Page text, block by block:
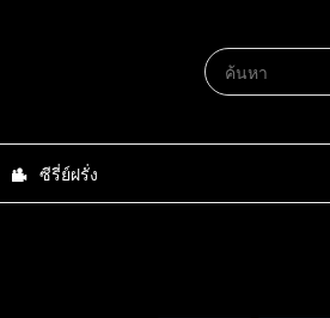
ซีรี่ย์ฝรั่ง